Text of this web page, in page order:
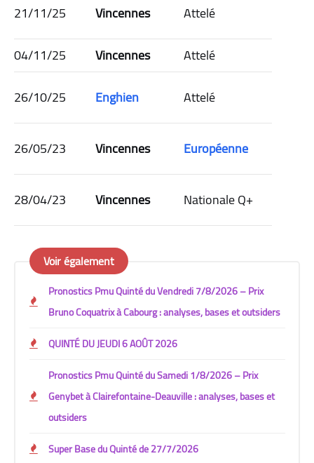
21/11/25
Vincennes Attelé
04/11/25
Vincennes Attelé
26/10/25
Enghien Attelé
26/05/23 Vincennes Européenne
28/04/23 Vincennes Nationale Q+
Voir également
Pronostics Pmu Quinté du Vendredi 7/8/2026 – Prix
Bruno Coquatrix à Cabourg : analyses, bases et outsiders
QUINTÉ DU JEUDI 6 AOÛT 2026
Pronostics Pmu Quinté du Samedi 1/8/2026 – Prix
Genybet à Clairefontaine-Deauville : analyses, bases et
outsiders
Super Base du Quinté de 27/7/2026